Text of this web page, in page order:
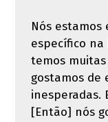
Nós
específico
temos muitas
gostamos de
inesperadas.
[Então] nós